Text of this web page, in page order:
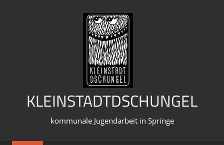
KLEINSTADTDSCHUNGEL
kommunale Jugendarbeit in Springe